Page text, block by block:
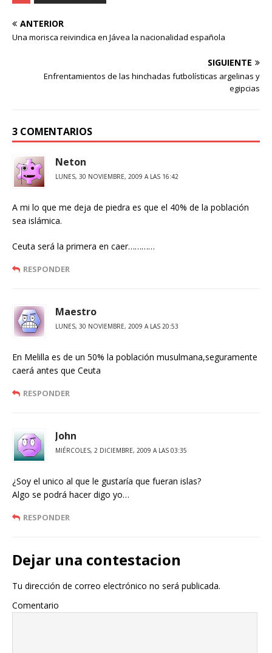
ANTERIOR
Una morisca reivindica en Jávea la nacionalidad española
SIGUIENTE
Enfrentamientos de las hinchadas futbolísticas argelinas y
egipcias
3 COMENTARIOS
Neton
LUNES, 30 NOVIEMBRE, 2009 A LAS 16:42
A mi lo que me deja de piedra es que el 40% de la población
sea islámica.
Ceuta será la primera en caer…………
RESPONDER
Maestro
LUNES, 30 NOVIEMBRE, 2009 A LAS 20:53
En Melilla es de un 50% la población musulmana,seguramente
caerá antes que Ceuta
RESPONDER
John
MIÉRCOLES, 2 DICIEMBRE, 2009 A LAS 03:35
¿Soy el unico al que le gustaría que fueran islas?
Algo se podrá hacer digo yo…
RESPONDER
Dejar una contestacion
Tu dirección de correo electrónico no será publicada.
Comentario